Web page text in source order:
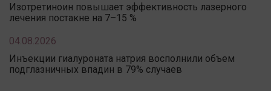
Изотретиноин повышает эффективность лазерного
лечения постакне на 7–15 %
04.08.2026
Инъекции гиалуроната натрия восполнили объем
подглазничных впадин в 79% случаев